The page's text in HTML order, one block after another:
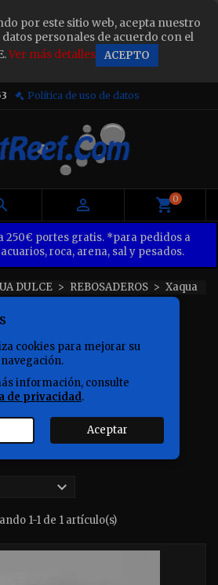
por este sitio web, acepta nuestro
datos personales de acuerdo con el
Ver más detalles ACEPTO
Política de uso de datos
 0
250€ portes gratis. *para pedidos a
roca, arena, sal y pesados.
DULCE REBOSADEROS Xaqua

1-1 de 1 artículo(s)
cookies para mejorar su
información, consulte
de privacidad.
Aceptar
×
in to save products in your